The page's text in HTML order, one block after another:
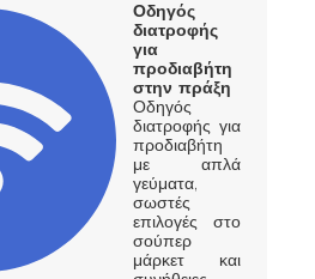
Οδηγός
διατροφής
για
προδιαβήτη
στην πράξη
Οδηγός
διατροφής για
προδιαβήτη
με απλά
γεύματα,
σωστές
επιλογές στο
σούπερ
μάρκετ και